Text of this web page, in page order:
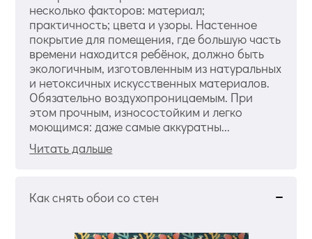
несколько факторов: материал;
практичность; цвета и узоры. Настенное
покрытие для помещения, где большую часть
времени находится ребёнок, должно быть
экологичным, изготовленным из натуральных
и нетоксичных искусственных материалов.
Обязательно воздухопроницаемым. При
этом прочным, износостойким и легко
моющимся: даже самые аккуратны...
Читать дальше
Как снять обои со стен